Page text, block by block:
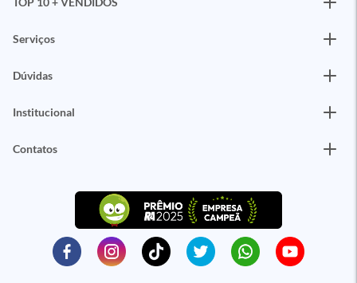
Serviços
Dúvidas
Institucional
Contatos